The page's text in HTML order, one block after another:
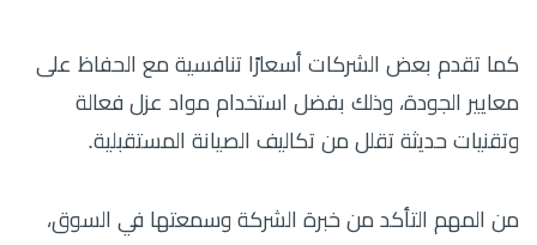
كما تقدم بعض الشركات أسعارًا تنافسية مع الحفاظ على
معايير الجودة، وذلك بفضل استخدام مواد عزل فعالة
وتقنيات حديثة تقلل من تكاليف الصيانة المستقبلية.
من المهم التأكد من خبرة الشركة وسمعتها في السوق،